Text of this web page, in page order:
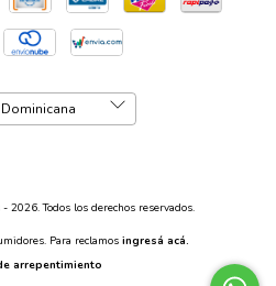
2026. Todos los derechos reservados.
Para reclamos ingresá acá.
arrepentimiento